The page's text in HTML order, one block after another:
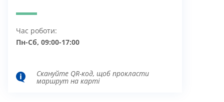
Час роботи:
Пн-Сб, 09:00-17:00
Скануйте QR-код, щоб прокласти
маршрут на карті